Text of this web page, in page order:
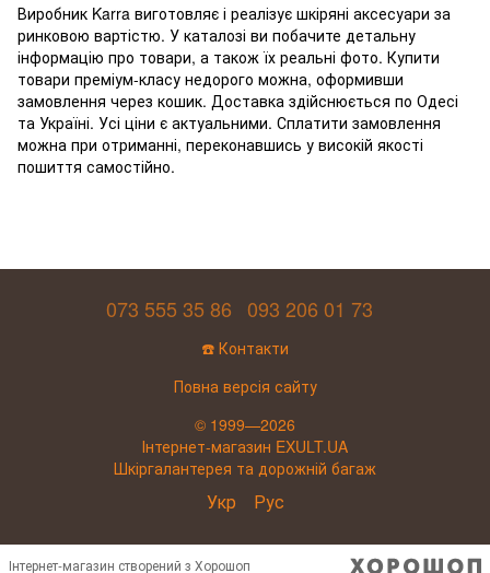
Виробник Karra виготовляє і реалізує шкіряні аксесуари за
ринковою вартістю. У каталозі ви побачите детальну
інформацію про товари, а також їх реальні фото. Купити
товари преміум-класу недорого можна, оформивши
замовлення через кошик. Доставка здійснюється по Одесі
та Україні. Усі ціни є актуальними. Сплатити замовлення
можна при отриманні, переконавшись у високій якості
пошиття самостійно.
073 555 35 86 093 206 01 73
☎️ Контакти
Повна версія сайту
© 1999—2026
Інтернет-магазин EXULT.UA
Шкіргалантерея та дорожній багаж
Укр Рус
Інтернет-магазин створений з Хорошоп